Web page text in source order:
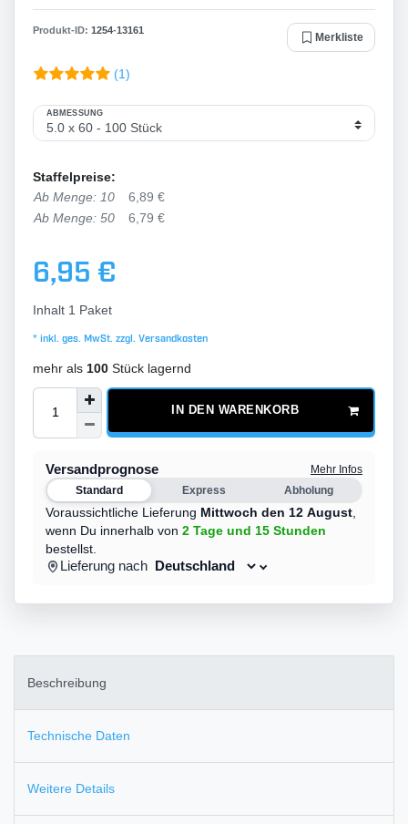
Produkt-ID: 1254-13161
Merkliste
(1)
ABMESSUNG
Staffelpreise:
Ab Menge: 10
6,89 €
Ab Menge: 50
6,79 €
6,95 €
Inhalt 1 Paket
* inkl. ges. MwSt. zzgl. Versandkosten
mehr als 100 Stück lagernd
IN DEN WARENKORB
Versandprognose
Mehr Infos
Standard
Express Abholung
Voraussichtliche Lieferung Mittwoch den 12 August,
wenn Du innerhalb von 2 Tage und 15 Stunden
bestellst.
Lieferung nach
Beschreibung
Technische Daten
Weitere Details